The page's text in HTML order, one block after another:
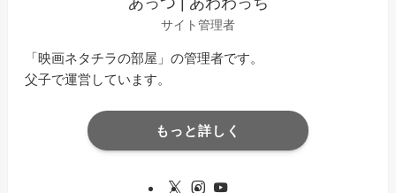
サイト管理者
「映画ネタチラの部屋」の管理者です。
父子で運営しています。
もっと詳しく